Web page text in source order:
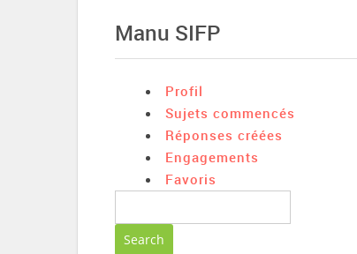
Manu SIFP
Profil
Sujets commencés
Réponses créées
Engagements
Favoris